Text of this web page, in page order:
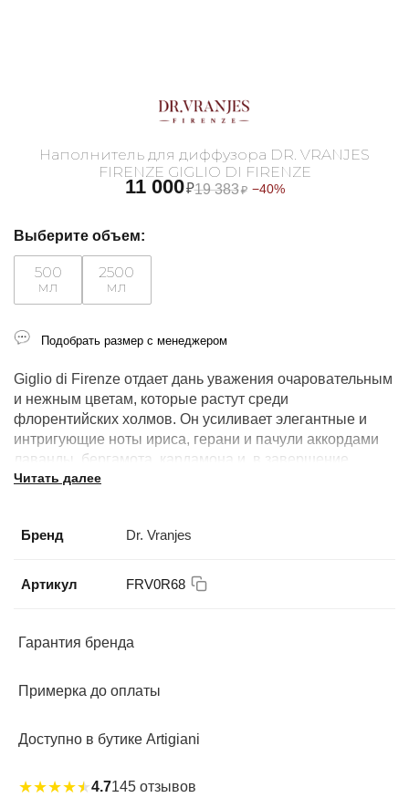
Наполнитель для диффузора DR. VRANJES
FIRENZE GIGLIO DI FIRENZE
11 000₽19 383₽ −40%
Giglio di Firenze отдает дань уважения очаровательным
и нежным цветам, которые растут среди
флорентийских холмов. Он усиливает элегантные и
интригующие ноты ириса, герани и пачули аккордами
лаванды, бергамота, кардамона и, в завершение,
щепоткой мускатного ореха.
улетучившуюся высококонцентрированную эссенцию
гарантирует, что вы никогда не останетесь без
использования в зависимости от размера вашего
Производство: Италия.
Читать далее
Бренд Dr. Vranjes
Артикул FRV0R68
Гарантия бренда
Примерка до оплаты
Доступно в бутике Artigiani
★★★★★4.7145 отзывов
Выберите объем:
500
мл
2500
мл
Подобрать размер с менеджером